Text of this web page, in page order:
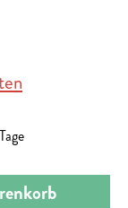
Wert ein